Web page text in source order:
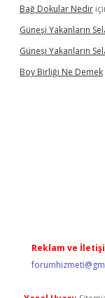
Bağ Dokular Nedir
Güneşi Yakanların
Güneşi Yakanların
Boy Birliği Ne Demek
Reklam ve